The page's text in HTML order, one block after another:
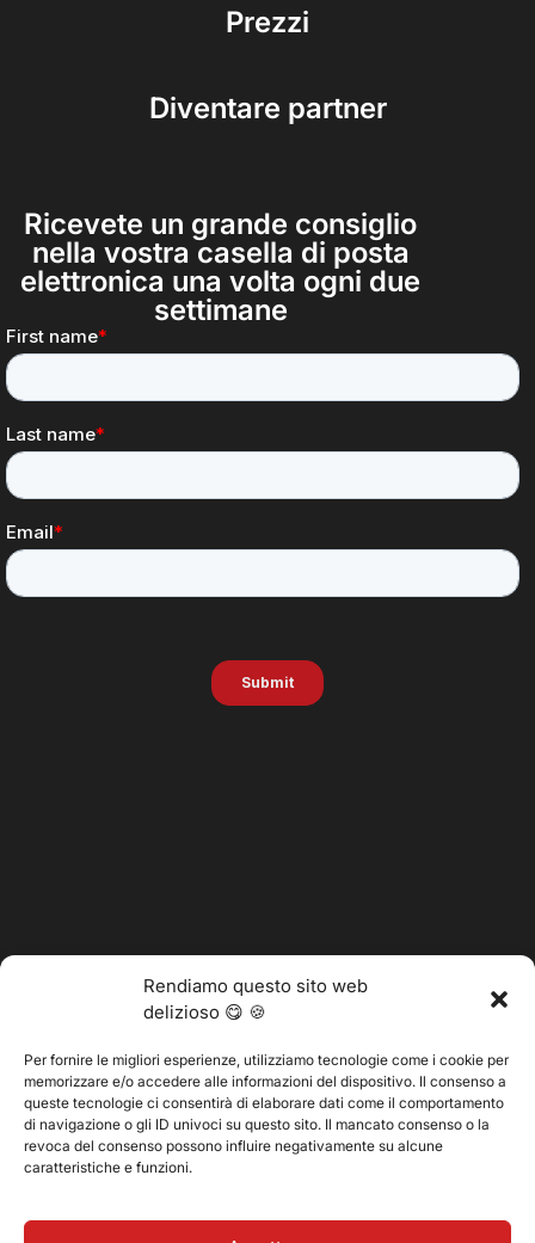
Rendiamo questo sito web
delizioso 😋 🍪
Per fornire le migliori esperienze, utilizziamo tecnologie come i cookie per
memorizzare e/o accedere alle informazioni del dispositivo. Il consenso a
queste tecnologie ci consentirà di elaborare dati come il comportamento
di navigazione o gli ID univoci su questo sito. Il mancato consenso o la
revoca del consenso possono influire negativamente su alcune
caratteristiche e funzioni.
Prezzi
Diventare partner
Ricevete un grande consiglio
nella vostra casella di posta
elettronica una volta ogni due
settimane
@2025 Vertitech. Tutti i diritti riservati.
Informativa sulla privacy